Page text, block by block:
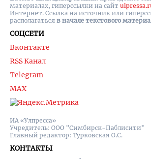
ИА «Улпресса»
Учредитель: ООО "Симбирск-Паблисити"
Главный редактор: Турковская О.С.
КОНТАКТЫ
СОЦСЕТИ
Вконтакте
RSS Канал
Telegram
MAX
материалах, гиперссылки на cайт
Интернет. Ссылка на источник или
располагаться в начале текстового